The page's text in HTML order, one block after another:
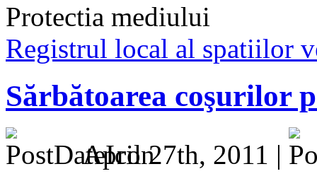
Protectia mediului
Registrul local al spatiilor
Sărbătoarea coşurilor
April 27th, 2011 |